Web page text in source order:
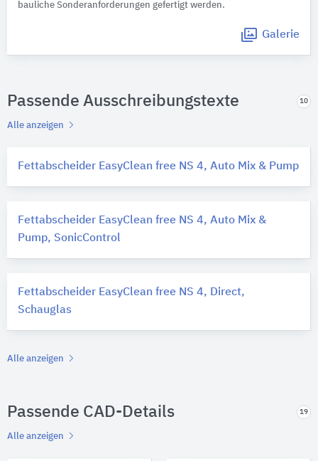
bauliche Sonderanforderungen gefertigt werden.
Galerie
Passende Ausschreibungstexte 10
Alle anzeigen
Fettabscheider EasyClean free NS 4, Auto Mix & Pump
Fettabscheider EasyClean free NS 4, Auto Mix &
Pump, SonicControl
Fettabscheider EasyClean free NS 4, Direct,
Schauglas
Alle anzeigen
Passende CAD-Details 19
Alle anzeigen